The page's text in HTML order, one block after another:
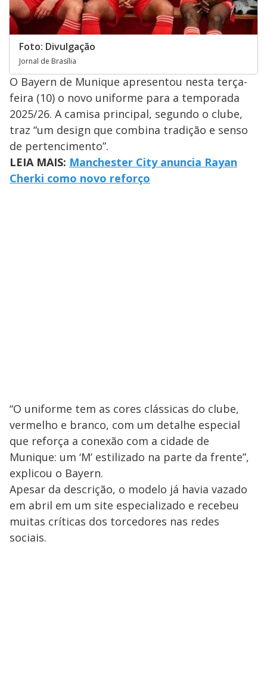
Foto: Divulgação
Jornal de Brasília
O Bayern de Munique apresentou nesta terça-
feira (10) o novo uniforme para a temporada
2025/26. A camisa principal, segundo o clube,
traz “um design que combina tradição e senso
de pertencimento”.
LEIA MAIS: Manchester City anuncia Rayan
Cherki como novo reforço
“O uniforme tem as cores clássicas do clube,
vermelho e branco, com um detalhe especial
que reforça a conexão com a cidade de
Munique: um ‘M’ estilizado na parte da frente”,
explicou o Bayern.
Apesar da descrição, o modelo já havia vazado
em abril em um site especializado e recebeu
muitas críticas dos torcedores nas redes
sociais.